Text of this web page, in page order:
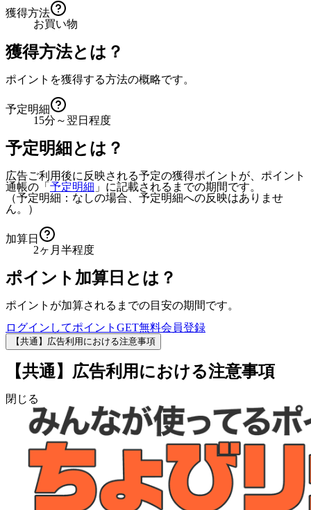
獲得方法
お買い物
獲得方法とは？
ポイントを獲得する方法の概略です。
予定明細
15分～翌日程度
予定明細とは？
広告ご利用後に反映される予定の獲得ポイントが、ポイント
通帳の「 予定明細 」に記載されるまでの期間です。
（予定明細：なしの場合、予定明細への反映はありませ
ん。）
加算日
2ヶ月半程度
ポイント加算日とは？
ポイントが加算されるまでの目安の期間です。
ログインしてポイントGET無料会員登録
【共通】広告利用における注意事項
【共通】広告利用における注意事項
閉じる